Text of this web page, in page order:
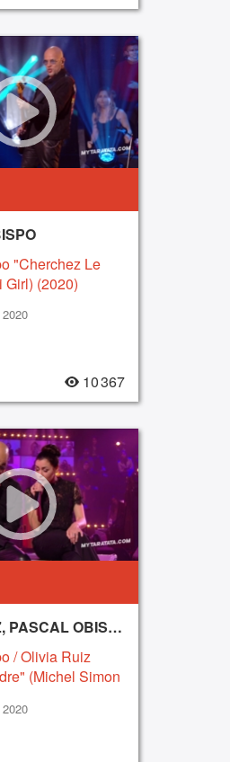
"Cherchez Le
Girl) (2020)
10 367
OLIVIA RUIZ, PASCAL OBISPO
/ Olivia Ruiz
(Michel Simon